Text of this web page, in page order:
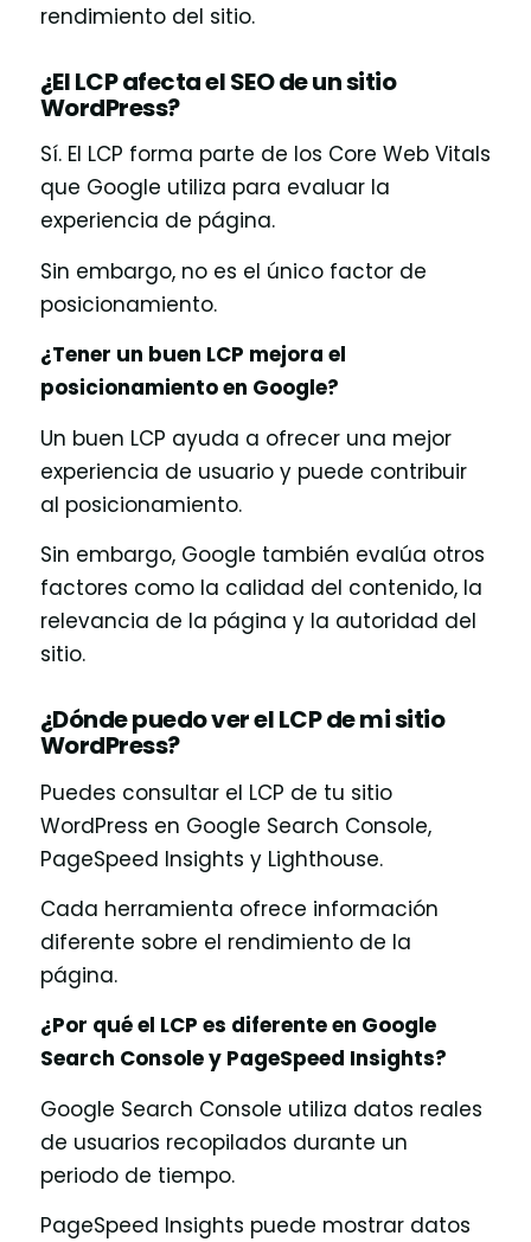
rendimiento del sitio.
¿El LCP afecta el SEO de un sitio
WordPress?
Sí. El LCP forma parte de los Core Web Vitals
que Google utiliza para evaluar la
experiencia de página.
Sin embargo, no es el único factor de
posicionamiento.
¿Tener un buen LCP mejora el
posicionamiento en Google?
Un buen LCP ayuda a ofrecer una mejor
experiencia de usuario y puede contribuir
al posicionamiento.
Sin embargo, Google también evalúa otros
factores como la calidad del contenido, la
relevancia de la página y la autoridad del
sitio.
¿Dónde puedo ver el LCP de mi sitio
WordPress?
Puedes consultar el LCP de tu sitio
WordPress en Google Search Console,
PageSpeed Insights y Lighthouse.
Cada herramienta ofrece información
diferente sobre el rendimiento de la
página.
¿Por qué el LCP es diferente en Google
Search Console y PageSpeed Insights?
Google Search Console utiliza datos reales
de usuarios recopilados durante un
periodo de tiempo.
PageSpeed Insights puede mostrar datos